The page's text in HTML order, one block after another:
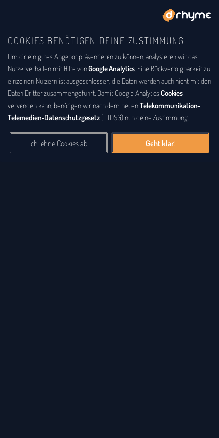
COOKIES BENÖTIGEN DEINE ZUSTIMMUNG
Um dir ein gutes Angebot präsentieren zu können, analysieren wir das
Nutzerverhalten mit Hilfe vonGoogle Analytics. Eine Rückverfolgbarkeit zu
einzelnen Nutzern ist ausgeschlossen, die Daten werden auch nicht mit den
Daten Dritter zusammengeführt. Damit Google Analytics Cookies
vervenden kann, benötigen wir nach dem neuenTelekommunikation-
Telemedien-Datenschutzgesetz (TTDSG) nun deine Zustimmung.
Ich lehne Cookies ab! Geht klar!
BUCHSTABENTAUSCH ANAGRAMM
Anagramm-Lexikon
DasAnagrammlexikonbietet eine alphabetische Auflistung aller
Wörter, zu denen Anagramme existieren. EinAnagrammist eine
Buchstabenfolge, die durch Vertauschung der Buchstaben einer
Wörter und auch ganze Sätze sein. Bei diesem Lexikon hingegen
geht es einzig um real existierende, einzelne Wörter, die durch